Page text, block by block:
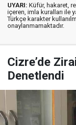
UYARI: Küfür, hakaret,
içeren, imla kuralları ile
Türkçe karakter
onaylanmamaktadır.
Cizre’de
Denetlendi